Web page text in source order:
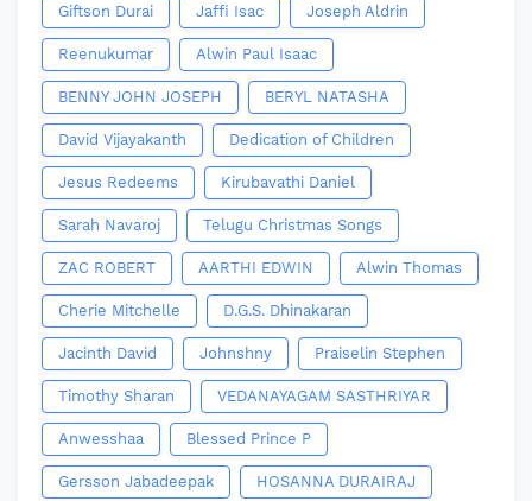
Giftson Durai Jaffi Isac Joseph Aldrin
Reenukumar Alwin Paul Isaac
BENNY JOHN JOSEPH BERYL NATASHA
David Vijayakanth Dedication of Children
Jesus Redeems Kirubavathi Daniel
Sarah Navaroj Telugu Christmas Songs
ZAC ROBERT AARTHI EDWIN Alwin Thomas
Cherie Mitchelle D.G.S. Dhinakaran
Jacinth David Johnshny Praiselin Stephen
Timothy Sharan VEDANAYAGAM SASTHRIYAR
Anwesshaa Blessed Prince P
Gersson Jabadeepak HOSANNA DURAIRAJ